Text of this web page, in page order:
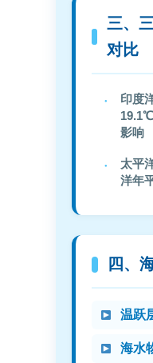
三、
对比
印度
影响
太平
洋年
四、
温跃
海水